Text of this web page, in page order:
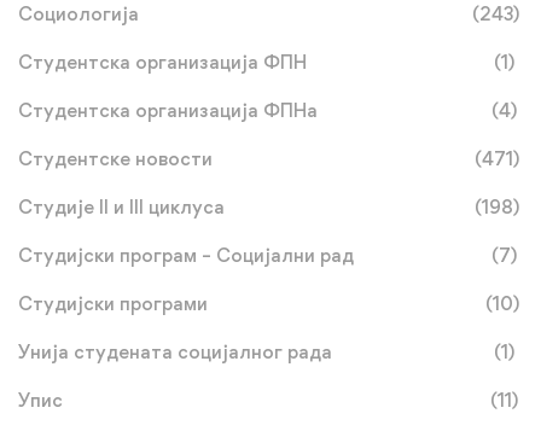
Социологија (243)
Студентска организација ФПН (1)
Студентска организација ФПНа (4)
Студентске новости (471)
Студије II и III циклуса (198)
Студијски програм – Социјални рад (7)
Студијски програми (10)
Унија студената социјалног рада (1)
Упис (11)